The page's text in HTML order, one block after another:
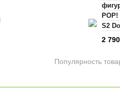
S2
2 790
Популярность